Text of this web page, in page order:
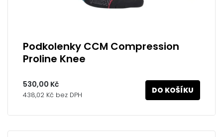
Podkolenky CCM Compression
Proline Knee
530,00 Kč
438,02 Kč bez DPH DO KOŠÍKU